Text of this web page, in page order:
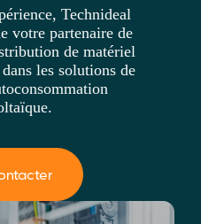
Technideal
votre partenaire de
de matériel
les solutions de